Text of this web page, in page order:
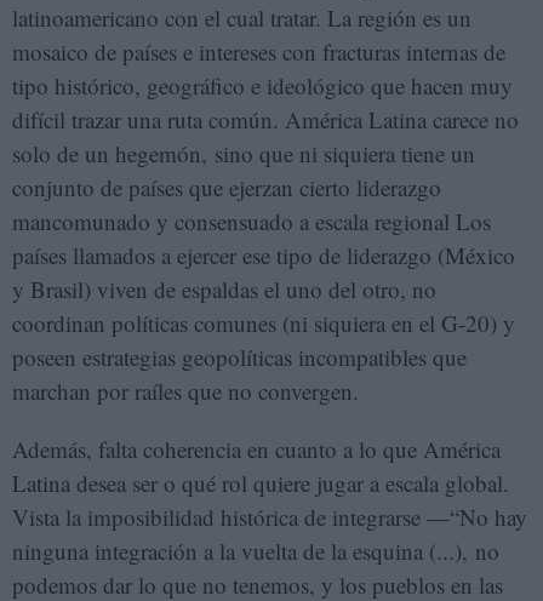
latinoamericano con el cual tratar. La región es un
mosaico de países e intereses con fracturas internas de
tipo histórico, geográfico e ideológico que hacen muy
difícil trazar una ruta común. América Latina carece no
solo de un hegemón, sino que ni siquiera tiene un
conjunto de países que ejerzan cierto liderazgo
mancomunado y consensuado a escala regional Los
países llamados a ejercer ese tipo de liderazgo (México
y Brasil) viven de espaldas el uno del otro, no
coordinan políticas comunes (ni siquiera en el G-20) y
poseen estrategias geopolíticas incompatibles que
marchan por raíles que no convergen.
Además, falta coherencia en cuanto a lo que América
Latina desea ser o qué rol quiere jugar a escala global.
Vista la imposibilidad histórica de integrarse —“No hay
ninguna integración a la vuelta de la esquina (...), no
podemos dar lo que no tenemos, y los pueblos en las